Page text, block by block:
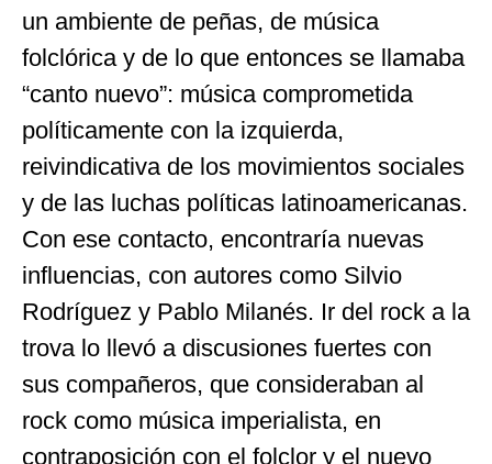
un ambiente de peñas, de música
folclórica y de lo que entonces se llamaba
“canto nuevo”: música comprometida
políticamente con la izquierda,
reivindicativa de los movimientos sociales
y de las luchas políticas latinoamericanas.
Con ese contacto, encontraría nuevas
influencias, con autores como Silvio
Rodríguez y Pablo Milanés. Ir del rock a la
trova lo llevó a discusiones fuertes con
sus compañeros, que consideraban al
rock como música imperialista, en
contraposición con el folclor y el nuevo